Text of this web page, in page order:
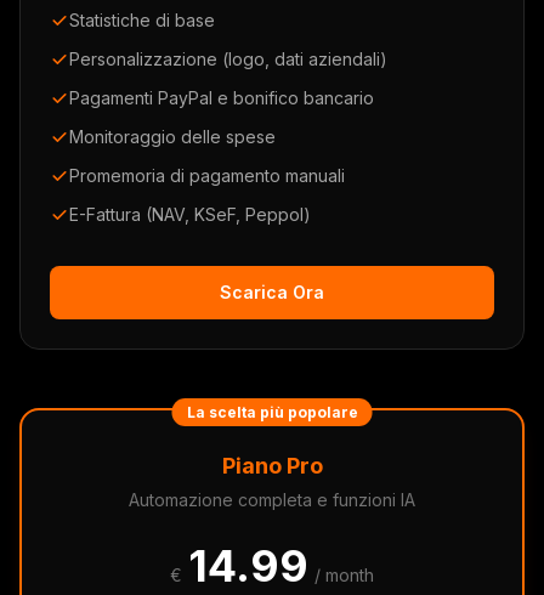
Statistiche di base
Personalizzazione (logo, dati aziendali)
Pagamenti PayPal e bonifico bancario
Monitoraggio delle spese
Promemoria di pagamento manuali
E-Fattura (NAV, KSeF, Peppol)
Scarica Ora
La scelta più popolare
Piano Pro
Automazione completa e funzioni IA
€ 14.99 / month